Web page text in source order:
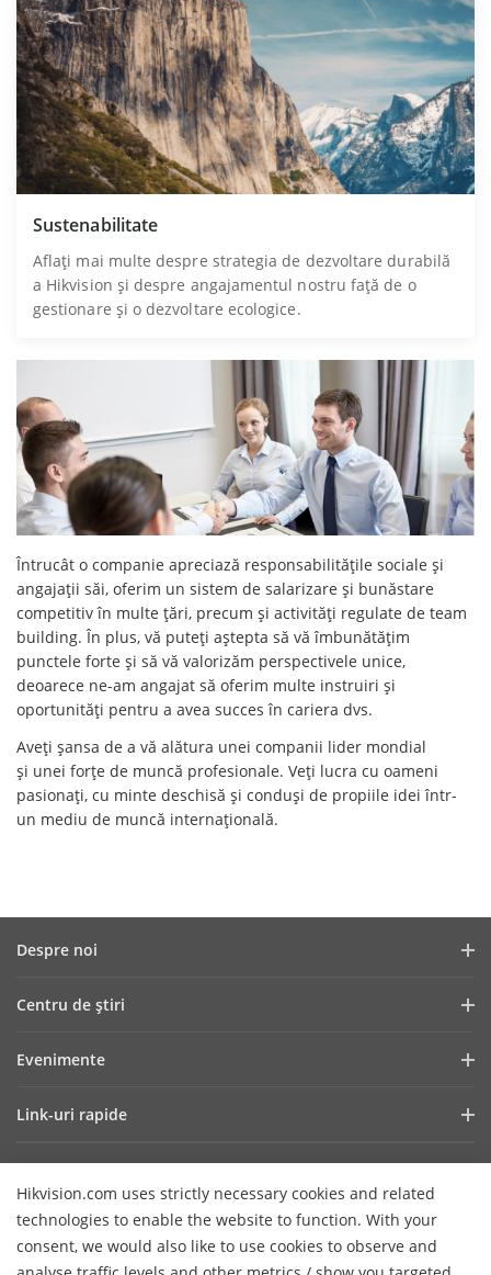
Sustenabilitate
Aflați mai multe despre strategia de dezvoltare durabilă
a Hikvision și despre angajamentul nostru față de o
gestionare și o dezvoltare ecologice.
Întrucât o companie apreciază responsabilitățile sociale și
angajații săi, oferim un sistem de salarizare și bunăstare
competitiv în multe țări, precum și activități regulate de team
building. În plus, vă puteți aștepta să vă îmbunătățim
punctele forte și să vă valorizăm perspectivele unice,
deoarece ne-am angajat să oferim multe instruiri și
oportunități pentru a avea succes în cariera dvs.
Aveți șansa de a vă alătura unei companii lider mondial
și unei forțe de muncă profesionale. Veți lucra cu oameni
pasionați, cu minte deschisă și conduși de propiile idei într-
un mediu de muncă internațională.
Hikvision.com uses strictly necessary cookies and related
technologies to enable the website to function. With your
consent, we would also like to use cookies to observe and
Despre noi
Securitate cibernetică
Careers
Centru de ştiri
Poveşti de succes
Evenimente
Link-uri rapide
De unde cumpăraţi
Suport Online
Produse eliminate
Contactează-ne